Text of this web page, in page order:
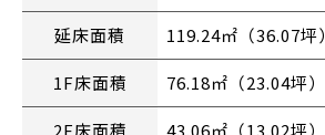
延床面積 119.24㎡（36.07坪）
1F床面積 76.18㎡（23.04坪）